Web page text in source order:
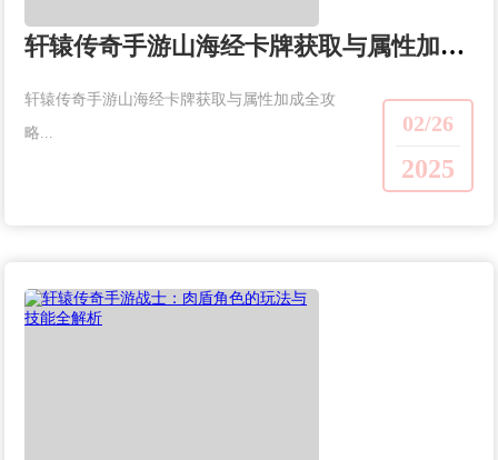
轩辕传奇手游山海经卡牌获取与属性加成全攻略
02/26
2025
轩辕传奇手游山海经卡牌获取与属性加成全攻
略...